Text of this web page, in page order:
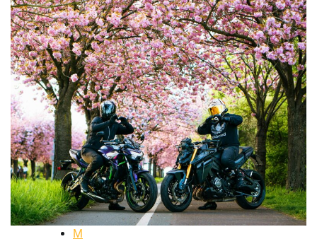
M